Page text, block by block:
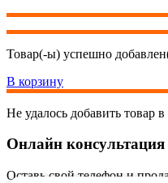
Товар(-ы) успешно
В корзину
Не удалось добавить товар в
Онлайн консультация
Оставь свой телефон и